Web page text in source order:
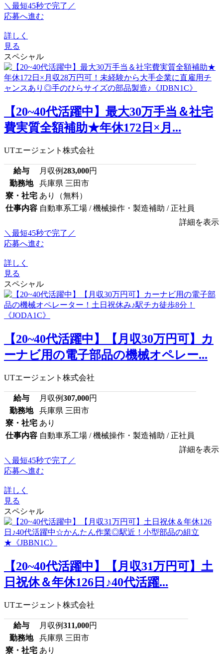
＼最短45秒で完了／
応募へ進む
詳しく
見る
スペシャル
【20~40代活躍中】最大30万手当＆社宅
費実質全額補助★年休172日×月...
UTエージェント株式会社
給与 月収例283,000円
勤務地
兵庫県 三田市
寮・社宅 あり（無料）
仕事内容 自動車系工場 / 機械操作・製造補助 / 正社員
詳細を表示
＼最短45秒で完了／
応募へ進む
詳しく
見る
スペシャル
【20~40代活躍中】【月収30万円可】カ
ーナビ用の電子部品の機械オペレー...
UTエージェント株式会社
給与 月収例307,000円
勤務地
兵庫県 三田市
寮・社宅 あり
仕事内容 自動車系工場 / 機械操作・製造補助 / 正社員
詳細を表示
＼最短45秒で完了／
応募へ進む
詳しく
見る
スペシャル
【20~40代活躍中】【月収31万円可】土
日祝休＆年休126日♪40代活躍...
UTエージェント株式会社
給与 月収例311,000円
勤務地
兵庫県 三田市
寮・社宅 あり